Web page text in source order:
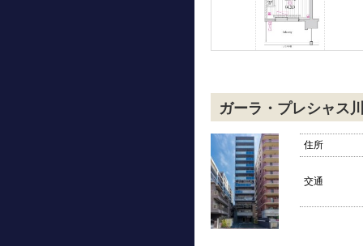
ガーラ・プレシャス
住所
交通